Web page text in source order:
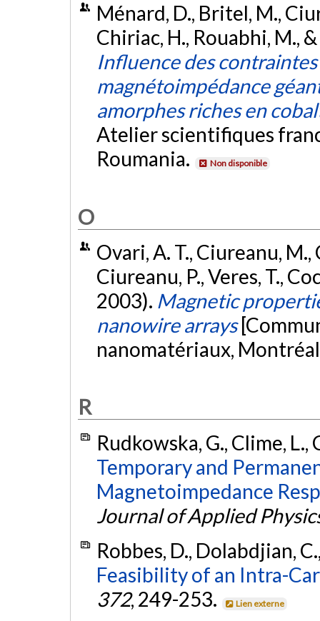
Ménard, D., Britel, M.,
Chiriac, H., Rouabhi, M.,
Influence des
magnétoimpédance
amorphes riches en
Atelier scientifiques
Roumania.
Non disponible
O
Ovari, A. T., Ciureanu, M.,
Ciureanu, P., Veres, T.,
2003). Magnetic
nanowire arrays
nanomatériaux,
R
Rudkowska, G., Clime, L.,
Temporary and
Magnetoimpedance
Journal of Applied
Robbes, D., Dolabdjian,
Feasibility of an Intra-
372, 249-253. Lien externe